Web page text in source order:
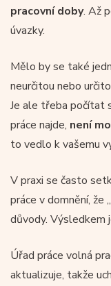
pracovní doby. Až
úvazky.
Mělo by se také
neurčitou nebo
Je ale třeba počítat
práce najde, není
to vedlo k vašemu
V praxi se často
práce v domnění, že
důvody. Výsledkem
Úřad práce volná
aktualizuje, takže